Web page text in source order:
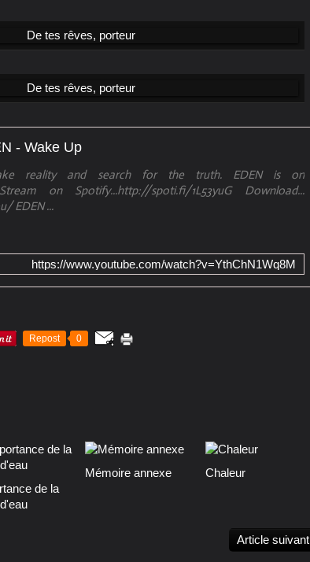
- Wake Up
reality and search for the truth. EDEN is on
on Spotify...http://spoti.fi/1L53yuG Download...
EDEN ...
https://www.youtube.com/watch?v=YthChN1Wq8M
Repost 0
de la
Mémoire annexe Chaleur
Article suivant